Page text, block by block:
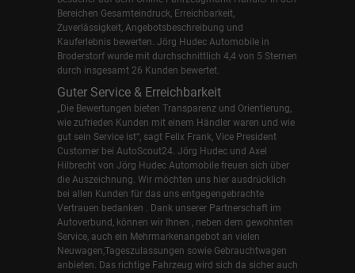
Bereichen Gesamteindruck, Erreichbarkeit,
Zuverlässigkeit, Angebotsbeschreibung und
Kauferlebnis bewerten. Jörg Hudec Automobile in
Broderstorf wurde mit durchschnittlich 4,4 von 5 Sternen
durch insgesamt 26 Kunden bewertet.
Guter Service & Erreichbarkeit
„Die Bewertungen bieten Transparenz und Orientierung,
wie zufrieden Kunden mit einem Händler waren und wie
gut sein Service ist“, sagt Felix Frank, Vice President
Customer bei AutoScout24. Jörg Hudec und Axel
Hilbrecht von Jörg Hudec Automobile freuen sich über
die Auszeichnung. Wir möchten uns hier ausdrücklich
bei allen Kunden für das uns entgegengebrachte
Vertrauen bedanken . Dank unserer Partnerschaft im
Autoverbund, können wir Ihnen , neben dem gewohnten
Service, auch ein Mehrmarkenangebot an vielen
Neuwagen,Tageszulassungen sowie Gebrauchtwagen
anbieten. Das richtige Fahrzeug wird sich da sicher auch